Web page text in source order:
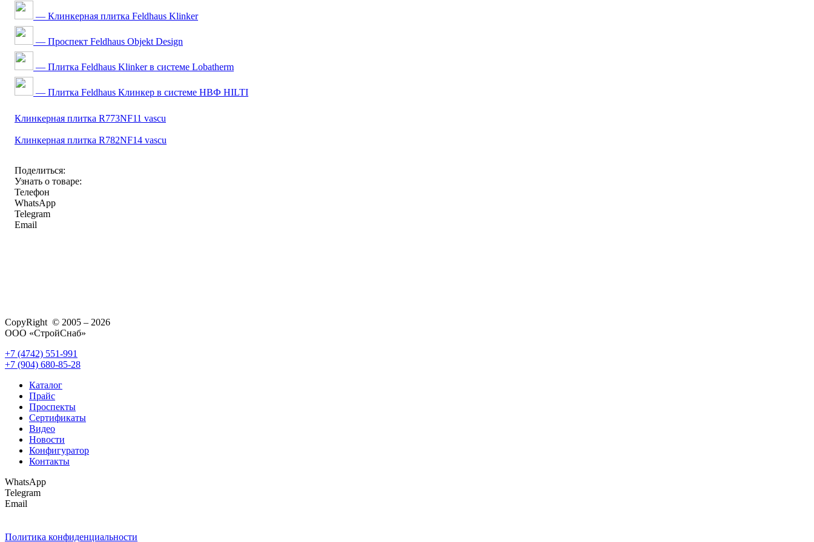
— Клинкерная плитка Feldhaus Klinker
— Проспект Feldhaus Objekt Design
— Плитка Feldhaus Klinker в системе Lobatherm
— Плитка Feldhaus Клинкер в системе НВФ HILTI
Клинкерная плитка R773NF11 vascu
Клинкерная плитка R782NF14 vascu
Поделиться:
Узнать о товаре:
Телефон
WhatsApp
Telegram
Email
CopyRight © 2005 – 2026
ООО «СтройСнаб»
+7 (4742) 551-991
+7 (904) 680-85-28
Каталог
Прайс
Проспекты
Сертификаты
Видео
Новости
Конфигуратор
Контакты
WhatsApp
Telegram
Email
Политика конфиденциальности